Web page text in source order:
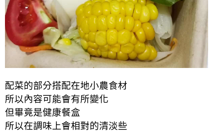
配菜的部分搭配在地小農食材
所以內容可能會有所變化
但畢竟是健康餐盒
所以在調味上會相對的清淡些